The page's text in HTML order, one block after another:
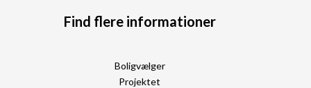
Find flere informationer
Boligvælger
Projektet